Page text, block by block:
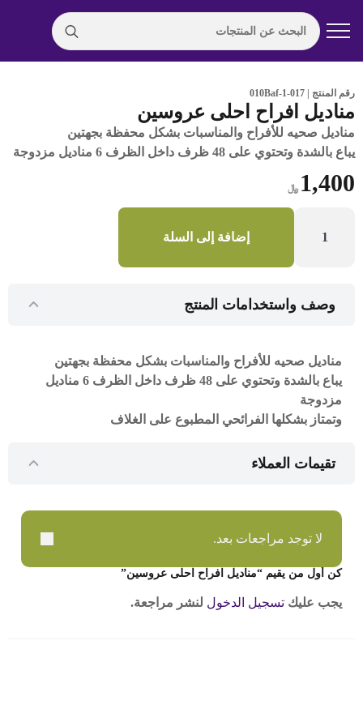
Search
for:
رقم المنتج | 017-010Baf-1
مناديل افراح احلى عروسين
مناديل صحيه للأفراح والمناسبات بشكل محفظة بجهتين
يباع بالشدة وتحتوي على 48 ظرف داخل الظرف 6 مناديل مزدوجة
1,400 ﷼
إضافة إلى السلة
وصف واستخدامات المنتج
مناديل صحيه للأفراح والمناسبات بشكل محفظة بجهتين
يباع بالشدة وتحتوي على 48 ظرف داخل الظرف 6 مناديل
مزدوجة
وتمتاز بشكلها الفرائحي المطبوع على الغلاف
تقيمات العملاء
لا توجد مراجعات بعد.
كن أول من يقيم “مناديل افراح احلى عروسين”
يجب عليك تسجيل الدخول لنشر مراجعة.